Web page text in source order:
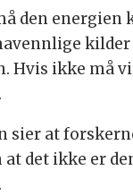
den energien
kilder
Hvis ikke må
sier at
at det ikke er